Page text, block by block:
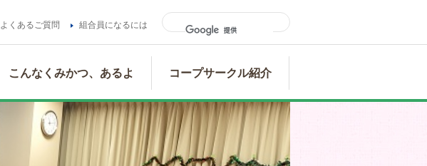
よくあるご質問 組合員になるには
こんなくみかつ、あるよ コープサークル紹介